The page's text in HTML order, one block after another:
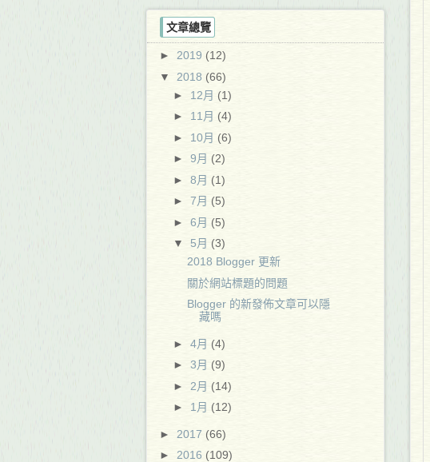
文章總覽
► 2019 (12)
▼ 2018 (66)
► 12月 (1)
► 11月 (4)
► 10月 (6)
► 9月 (2)
► 8月 (1)
► 7月 (5)
► 6月 (5)
▼ 5月 (3)
2018 Blogger 更新
關於網站標題的問題
Blogger 的新發佈文章可以隱
藏嗎
► 4月 (4)
► 3月 (9)
► 2月 (14)
► 1月 (12)
► 2017 (66)
► 2016 (109)